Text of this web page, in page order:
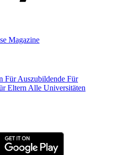
Magazine
Für Auszubildende Für
Eltern Alle Universitäten